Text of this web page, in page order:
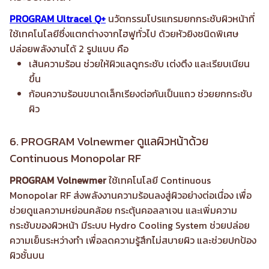
PROGRAM Ultracel Q+ นวัตกรรมโปรแกรมยกกระชับผิวหน้าที่
ใช้เทคโนโลยีซึ่งแตกต่างจากไฮฟูทั่วไป ด้วยหัวยิงชนิดพิเศษ
ปล่อยพลังงานได้ 2 รูปแบบ คือ
เส้นความร้อน ช่วยให้ผิวแลดูกระชับ เต่งตึง และเรียบเนียน
ขึ้น
ก้อนความร้อนขนาดเล็กเรียงต่อกันเป็นแถว ช่วยยกกระชับ
ผิว
6. PROGRAM Volnewmer ดูแลผิวหน้าด้วย
Continuous Monopolar RF
PROGRAM Volnewmerใช้เทคโนโลยี Continuous
Monopolar RF ส่งพลังงานความร้อนลงสู่ผิวอย่างต่อเนื่อง เพื่อ
ช่วยดูแลความหย่อนคล้อย กระตุ้นคอลลาเจน และเพิ่มความ
กระชับของผิวหน้า มีระบบ Hydro Cooling System ช่วยปล่อย
ความเย็นระหว่างทำ เพื่อลดความรู้สึกไม่สบายผิว และช่วยปกป้อง
ผิวชั้นบน